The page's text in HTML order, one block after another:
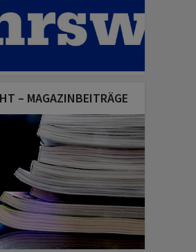
– MAGAZINBEITRÄGE